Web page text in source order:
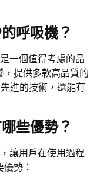
呼吸機？
一個值得考慮的品
，提供多款高品質的
進的技術，還能有
些優勢？
讓用戶在使用過程
勢：